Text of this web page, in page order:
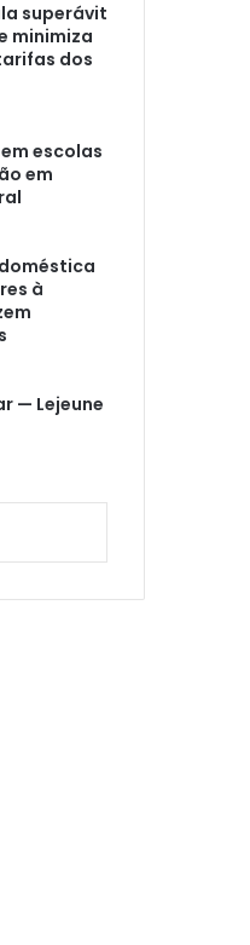
superávit
minimiza
dos
escolas
em
à
— Lejeune